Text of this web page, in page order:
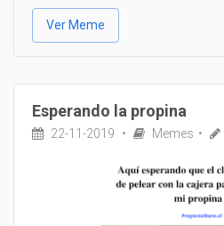
Ver Meme
Esperando la propina
22-11-2019 Memes